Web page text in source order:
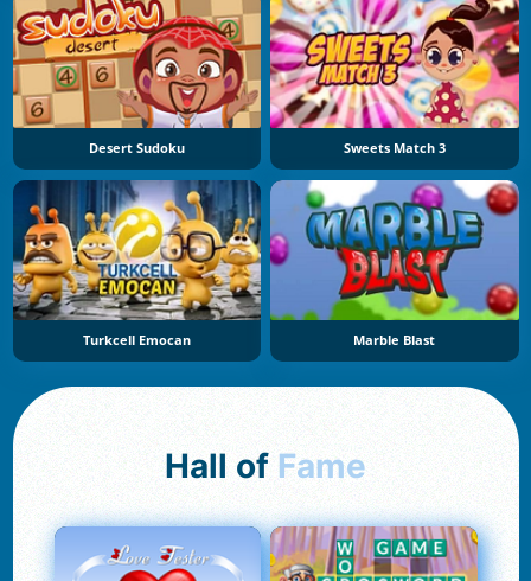
Desert Sudoku Sweets Match 3
Turkcell Emocan Marble Blast
Hall of Fame